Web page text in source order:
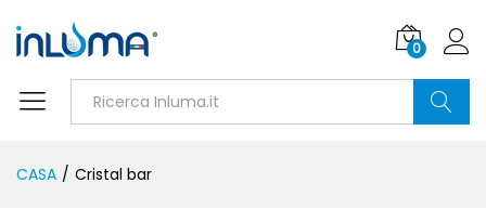
0
CASA / Cristal bar